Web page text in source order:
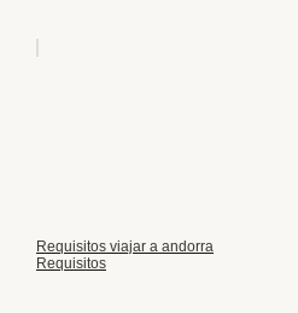
Requisitos viajar a andorra
Requisitos